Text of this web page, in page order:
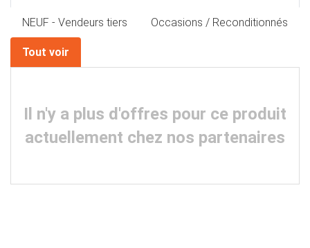
NEUF - Vendeurs tiers Occasions / Reconditionnés
Tout voir
Il n'y a plus d'offres pour ce produit
actuellement chez nos partenaires